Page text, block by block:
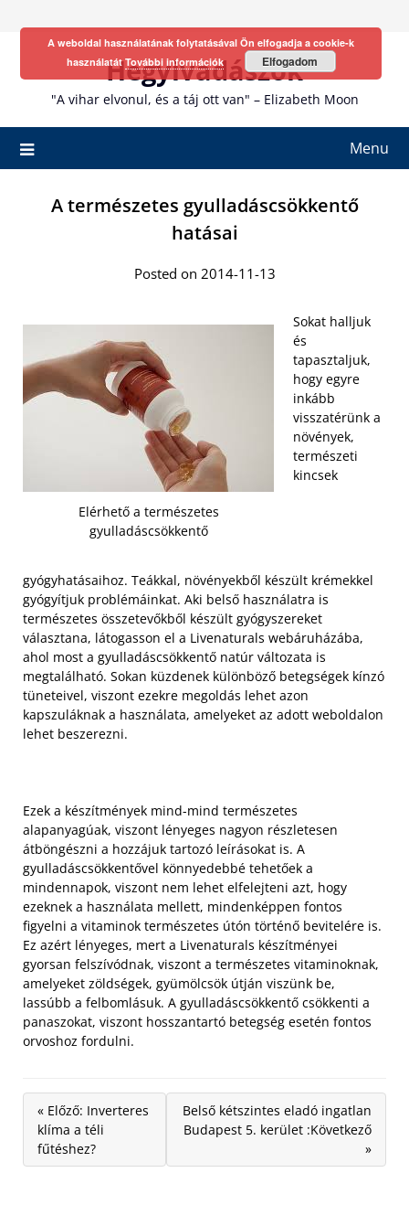
Hegyivadászok
"A vihar elvonul, és a táj ott van" – Elizabeth Moon
Menu
A természetes gyulladáscsökkentő
hatásai
Posted on 2014-11-13
Elérhető a természetes
gyulladáscsökkentő
Sokat halljuk
és
tapasztaljuk,
hogy egyre
inkább
visszatérünk a
növények,
természeti
kincsek
gyógyhatásaihoz. Teákkal, növényekből készült krémekkel
gyógyítjuk problémáinkat. Aki belső használatra is
természetes összetevőkből készült gyógyszereket
választana, látogasson el a Livenaturals webáruházába,
ahol most a gyulladáscsökkentő natúr változata is
megtalálható. Sokan küzdenek különböző betegségek kínzó
tüneteivel, viszont ezekre megoldás lehet azon
kapszuláknak a használata, amelyeket az adott weboldalon
lehet beszerezni.
Ezek a készítmények mind-mind természetes
alapanyagúak, viszont lényeges nagyon részletesen
átböngészni a hozzájuk tartozó leírásokat is. A
gyulladáscsökkentővel könnyedebbé tehetőek a
mindennapok, viszont nem lehet elfelejteni azt, hogy
ezeknek a használata mellett, mindenképpen fontos
figyelni a vitaminok természetes útón történő bevitelére is.
Ez azért lényeges, mert a Livenaturals készítményei
gyorsan felszívódnak, viszont a természetes vitaminoknak,
amelyeket zöldségek, gyümölcsök útján viszünk be,
lassúbb a felbomlásuk. A gyulladáscsökkentő csökkenti a
panaszokat, viszont hosszantartó betegség esetén fontos
orvoshoz fordulni.
« Előző: Inverteres
klíma a téli
fűtéshez?
Belső kétszintes eladó ingatlan
Budapest 5. kerület :Következő
»
A weboldal használatának folytatásával Ön elfogadja a cookie-k
használatátTovábbi információk Elfogadom